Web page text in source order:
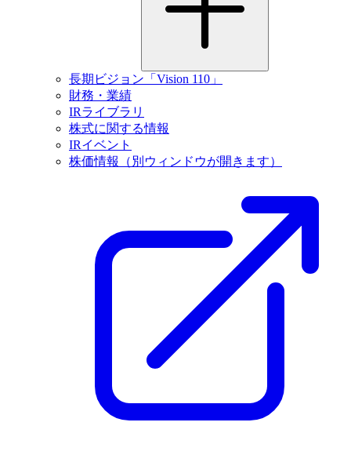
長期ビジョン「Vision 110」
財務・業績
IRライブラリ
株式に関する情報
IRイベント
株価情報
（別ウィンドウが開きます）